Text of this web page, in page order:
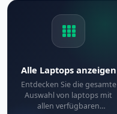
Alle Laptops anzeigen
Entdecken Sie die gesamte
Auswahl von laptops mit
allen verfügbaren